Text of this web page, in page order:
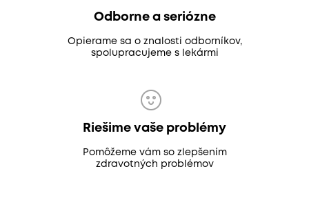
Odborne a seriózne
Opierame sa o znalosti odborníkov,
spolupracujeme s lekármi
Riešime vaše problémy
Pomôžeme vám so zlepšením
zdravotných problémov